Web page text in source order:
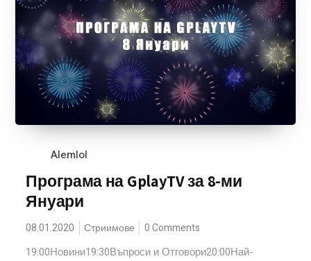
Alemlol
Програма на GplayTV за 8-ми
Януари
08.01.2020 Стриимове 0 Comments
19:00Новини19:30Въпроси и Отговори20:00Най-